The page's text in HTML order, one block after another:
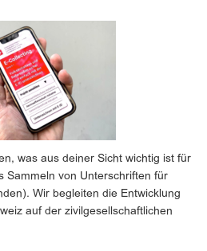
was aus deiner Sicht wichtig ist für
Sammeln von Unterschriften für
Wir begleiten die Entwicklung
auf der zivilgesellschaftlichen